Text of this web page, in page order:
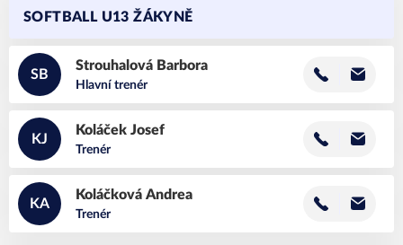
SOFTBALL U13 ŽÁKYNĚ
SB
Barbora
Strouhalová
Hlavní trenér
KJ
Josef
Koláček
Trenér
KA
Andrea
Koláčková
Trenér